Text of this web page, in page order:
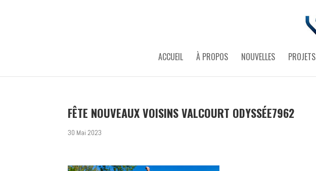
ACCUEIL À PROPOS NOUVELLES PROJETS
FÊTE NOUVEAUX VOISINS VALCOURT ODYSSÉE7962
30 Mai 2023